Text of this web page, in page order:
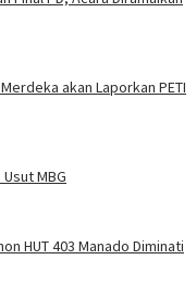
akan Laporkan PETI
MBG
HUT 403 Manado Diminati